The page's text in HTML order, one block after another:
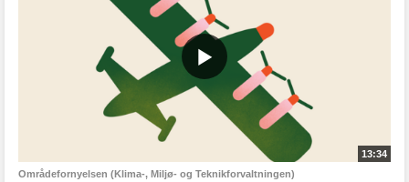
13:34
Områdefornyelsen (Klima-, Miljø- og Teknikforvaltningen)